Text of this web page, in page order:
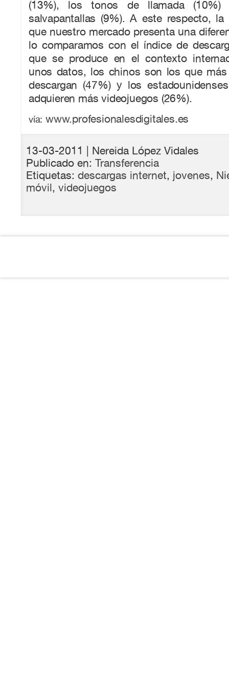
(13%), los tonos de llamada
salvapantallas (9%). A este respecto, la
que nuestro mercado presenta una
lo comparamos con el índice de
que se produce en el contexto
unos datos, los chinos son los que
descargan (47%) y los
adquieren más videojuegos (26%).
vía: www.profesionalesdigitales.es
13-03-2011 | Nereida López Vidales
Publicado en: Transferencia
Etiquetas: descargas internet, jovenes,
móvil, videojuegos